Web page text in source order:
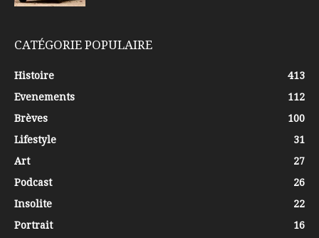
CATÉGORIE POPULAIRE
Histoire
413
Evenements
112
Brèves
100
Lifestyle
31
Art
27
Podcast
26
Insolite
22
Portrait
16